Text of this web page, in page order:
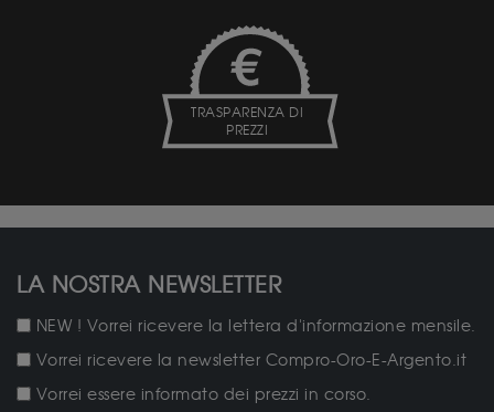
TRASPARENZA DI
PREZZI
LA NOSTRA NEWSLETTER
NEW ! Vorrei ricevere la lettera d'informazione mensile.
Vorrei ricevere la newsletter Compro-Oro-E-Argento.it
Vorrei essere informato dei prezzi in corso.